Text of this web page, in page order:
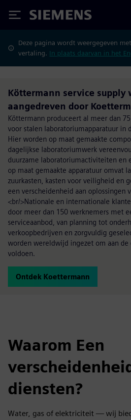
Siemens
Deze pagina wordt weergegeven
vertaling. In plaats daarvan in het
Köttermann service supply
aangedreven door
Köttermann produceert al meer dan
voor stalen laboratoriumapparatuur in
Hier worden op maat gemaakte
dagelijkse laboratoriumwerk
duurzame laboratoriumactiviteiten en
op maat gemaakte apparatuur omvat
zuurkasten, kasten voor veiligheid en
een verscheidenheid aan oplossingen
<br/>Nationale en internationale
door meer dan 150 werknemers met
serviceaanbod, van planning tot
verkoopbedrijven en zorgvuldig
worden wereldwijd ingezet om aan de
voldoen.
Ontdek Koettermann
Waarom Een
diensten?
Water, gas of elektriciteit — wij